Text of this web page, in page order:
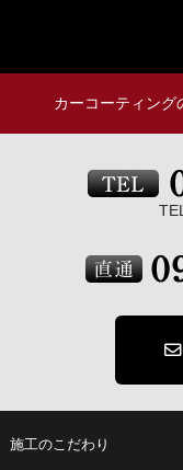
カーコーティング
施工のこだわり